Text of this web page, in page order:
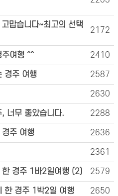
맙습니다~최고의 선택
2172
여행 ^^ 2410
경주 여행 2587
2630
너무 좋았습니다. 2288
주 여행 2636
2361
한 경주 1바2일여행 (2) 2579
한 경주 1박2일 여행 2650